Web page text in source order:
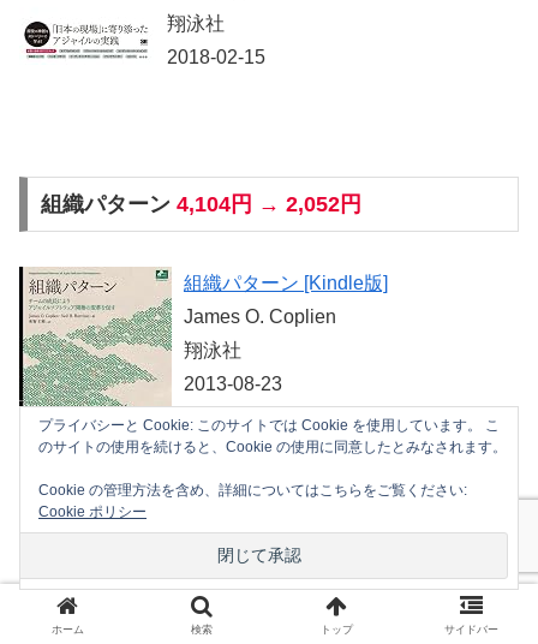
翔泳社
2018-02-15
組織パターン 4,104円 → 2,052円
組織パターン [Kindle版]
James O. Coplien
翔泳社
2013-08-23
先生のための小学校プログラミング教育がよく
1,814円 → 907円
先生のための小学校プログラミング教育
ホーム 検索 トップ サイドバー
プライバシーと Cookie: このサイトでは Cookie を使用しています。 こ
のサイトの使用を続けると、Cookie の使用に同意したとみなされます。
Cookie の管理方法を含め、詳細についてはこちらをご覧ください:
Cookie ポリシー